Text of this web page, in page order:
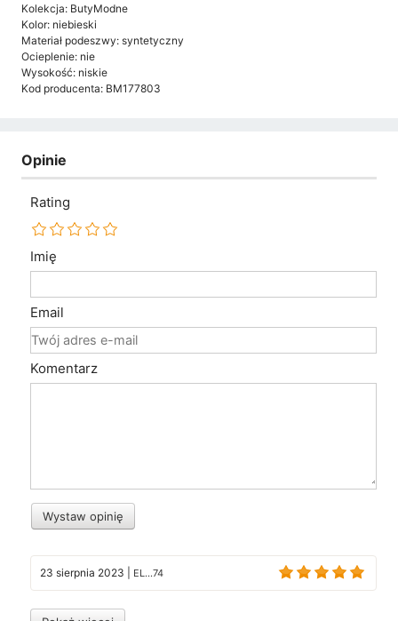
Kolekcja: ButyModne
Kolor: niebieski
Materiał podeszwy: syntetyczny
Ocieplenie: nie
Wysokość: niskie
Kod producenta: BM177803
Opinie
Rating
Imię
Email
Komentarz
Wystaw opinię
23 sierpnia 2023 EL...74